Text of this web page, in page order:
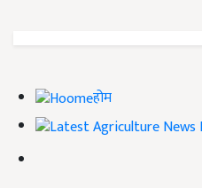
होम